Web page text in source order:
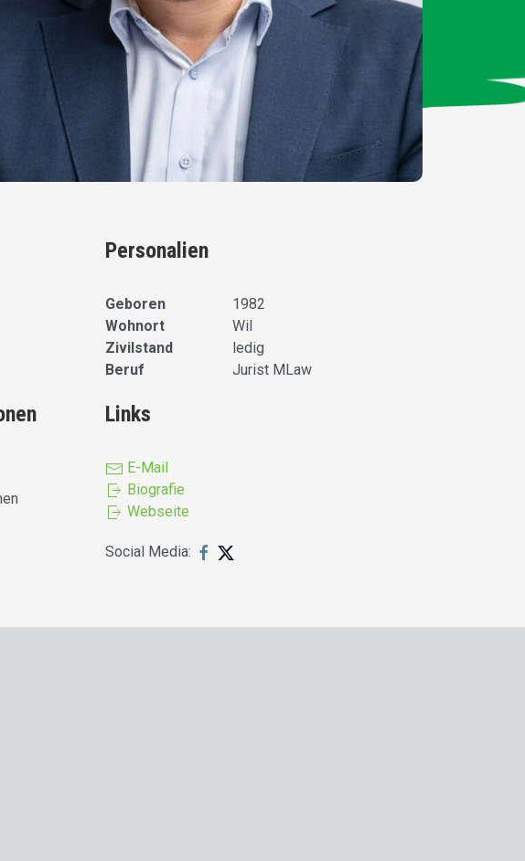
Personalien
Geboren
1982
Wohnort
Wil
Zivilstand
ledig
Beruf
Jurist MLaw
Links
E-Mail
Biografie
Webseite
Social Media: